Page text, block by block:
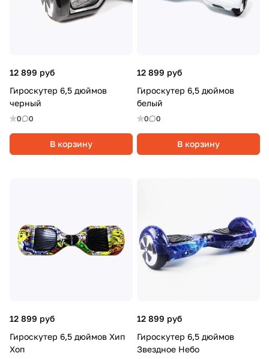
12 899 руб
Гироскутер 6,5 дюймов
черный
0 0
В корзину
12 899 руб
Гироскутер 6,5 дюймов
белый
0 0
В корзину
12 899 руб
Гироскутер 6,5 дюймов Хип
Хоп
12 899 руб
Гироскутер 6,5 дюймов
Звездное Небо